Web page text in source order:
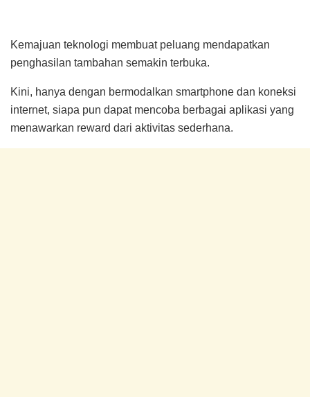
Kemajuan teknologi membuat peluang mendapatkan
penghasilan tambahan semakin terbuka.
Kini, hanya dengan bermodalkan smartphone dan koneksi
internet, siapa pun dapat mencoba berbagai aplikasi yang
menawarkan reward dari aktivitas sederhana.